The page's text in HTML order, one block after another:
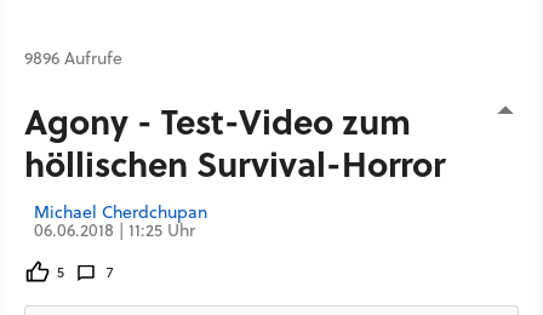
9896 Aufrufe
Agony - Test-Video zum
höllischen Survival-Horror
Michael Cherdchupan
06.06.2018 | 11:25 Uhr
5 7